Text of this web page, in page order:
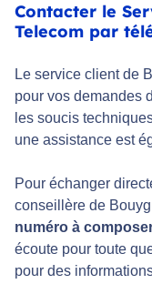
Contacter le
Telecom par
Le service client de
pour vos demandes
les soucis
une assistance est
Pour échanger
conseillère de
numéro à
écoute pour toute
pour des